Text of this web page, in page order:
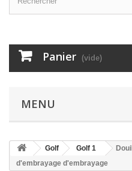
Panier (vide)
MENU
Golf Golf 1
d'embrayage d'embrayage